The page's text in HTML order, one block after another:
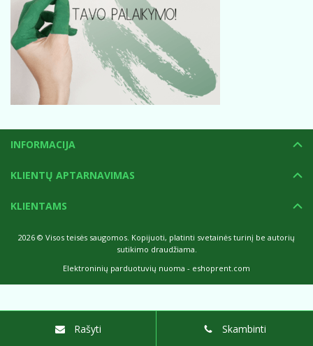
INFORMACIJA
KLIENTŲ APTARNAVIMAS
KLIENTAMS
2026 © Visos teisės saugomos. Kopijuoti, platinti svetainės turinį be autorių
sutikimo draudžiama.
Elektroninių parduotuvių nuoma - eshoprent.com
Rašyti Skambinti